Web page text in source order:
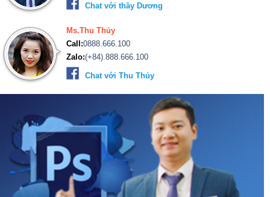
Chat với thầy Dương
Ms.Thu Thủy
Call:0888.666.100
Zalo:(+84).888.666.100
Chat với Thu Thủy